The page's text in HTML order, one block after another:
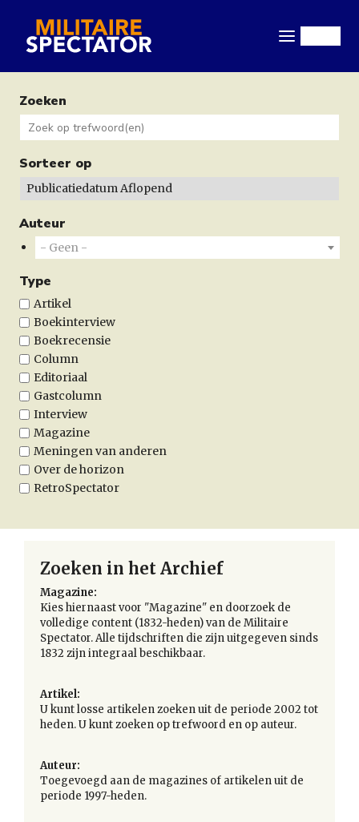
naar
gaanZoeken
Sorteer op
Auteur
- Geen -
Type
Artikel
Boekinterview
Boekrecensie
Column
Editoriaal
Gastcolumn
Interview
Magazine
Meningen van anderen
Over de horizon
RetroSpectator
Zoeken in het Archief
Magazine:
Kies hiernaast voor "Magazine" en doorzoek de
volledige content (1832-heden) van de Militaire
Spectator. Alle tijdschriften die zijn uitgegeven sinds
1832 zijn integraal beschikbaar.
Artikel:
U kunt losse artikelen zoeken uit de periode 2002 tot
heden. U kunt zoeken op trefwoord en op auteur.
Auteur:
Toegevoegd aan de magazines of artikelen uit de
periode 1997-heden.